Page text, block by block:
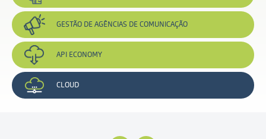
GESTÃO DEAGÊNCIAS DECOMUNICAÇÃO
API ECONOMY
CLOUD